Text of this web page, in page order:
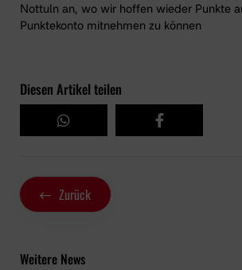
Nottuln an, wo wir hoffen wieder Punkte
Punktekonto mitnehmen zu können
Diesen Artikel teilen
Zurück
Weitere News